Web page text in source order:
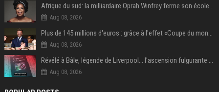
Afrique du sud: la milliardaire Oprah Winfrey ferme son école et mise sur les bourses
Aug 08, 2026
Plus de 145 millions d'euros : grâce à l'effet «Coupe du monde», David Beckham devrait connaître son année la plus lucrative à ce jour
Aug 08, 2026
Révélé à Bâle, légende de Liverpool... l'ascension fulgurante de la carrière de Mohamed Salah, qui ouvre un nouveau chapitre de sa vie à Trabzonspor
Aug 08, 2026